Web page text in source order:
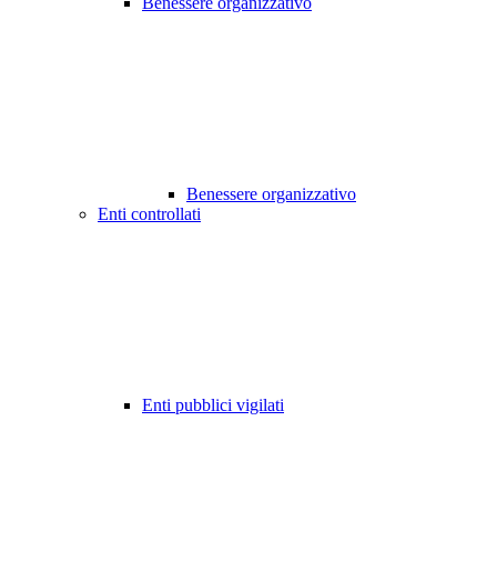
Benessere organizzativo
Enti controllati
Enti pubblici vigilati